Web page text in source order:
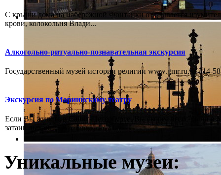
С крыши дома на набережной Фонтанки открывается
крови, колокольня Влади...
Алкогольно-ритуально-познавательная экскурсия
Государственный музей истории религии www.gmr.ru, т. 314-
Экскурсия по Мариинскому театру
Если Вы живёте в Санкт-Петербурге, Вы скорее всего были в
затаив дыхание, В...
Уникальные музеи: